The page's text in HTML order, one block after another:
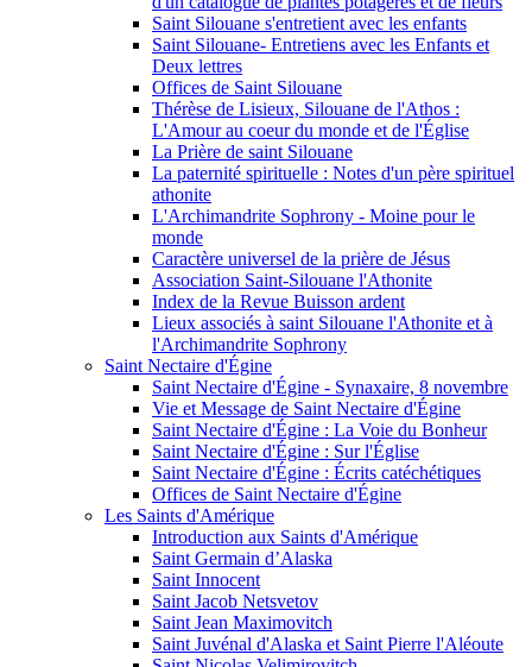
Saint Silouane s'entretient avec les enfants
Saint Silouane- Entretiens avec les Enfants et
Deux lettres
Offices de Saint Silouane
Thérèse de Lisieux, Silouane de l'Athos :
L'Amour au coeur du monde et de l'Église
La Prière de saint Silouane
La paternité spirituelle : Notes d'un père spirituel
athonite
L'Archimandrite Sophrony - Moine pour le
monde
Caractère universel de la prière de Jésus
Association Saint-Silouane l'Athonite
Index de la Revue Buisson ardent
Lieux associés à saint Silouane l'Athonite et à
l'Archimandrite Sophrony
Saint Nectaire d'Égine
Saint Nectaire d'Égine - Synaxaire, 8 novembre
Vie et Message de Saint Nectaire d'Égine
Saint Nectaire d'Égine : La Voie du Bonheur
Saint Nectaire d'Égine : Sur l'Église
Saint Nectaire d'Égine : Écrits catéchétiques
Offices de Saint Nectaire d'Égine
Les Saints d'Amérique
Introduction aux Saints d'Amérique
Saint Germain d’Alaska
Saint Innocent
Saint Jacob Netsvetov
Saint Jean Maximovitch
Saint Juvénal d'Alaska et Saint Pierre l'Aléoute